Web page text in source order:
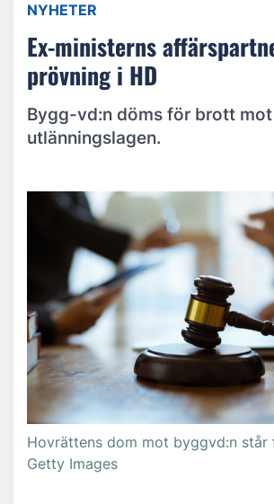
NYHETER
Ex-ministerns
prövning i HD
Bygg-vd:n döms för brott mot
utlänningslagen.
Hovrättens dom mot byggvd:n står
Getty Images